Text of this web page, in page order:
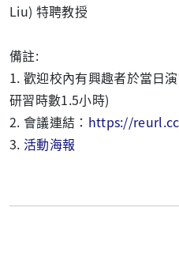
Liu) 特聘教授
備註:
1. 歡迎校內有興趣者於當日
研習時數1.5小時)
2. 會議連結： https://
3. 活動海報